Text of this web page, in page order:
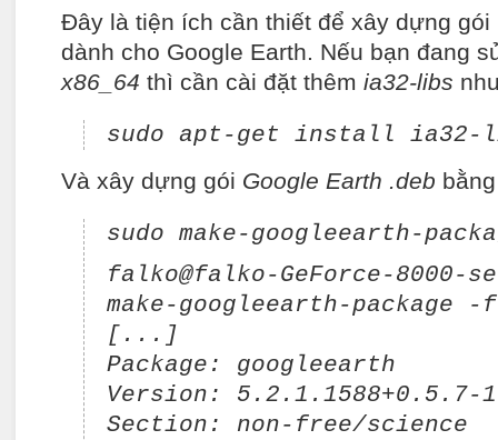
Đây là tiện ích cần thiết để xây dựng gói
dành cho Google Earth. Nếu bạn đang
x86_64 thì cần cài đặt thêm ia32-libs
sudo apt-get install ia32-
Và xây dựng gói Google Earth .deb
sudo make-googleearth-
falko@falko-GeForce-8000-
make-googleearth-package -
[...]
Package: googleearth
Version: 5.2.1.1588+0.5.7-1
Section: non-free/science